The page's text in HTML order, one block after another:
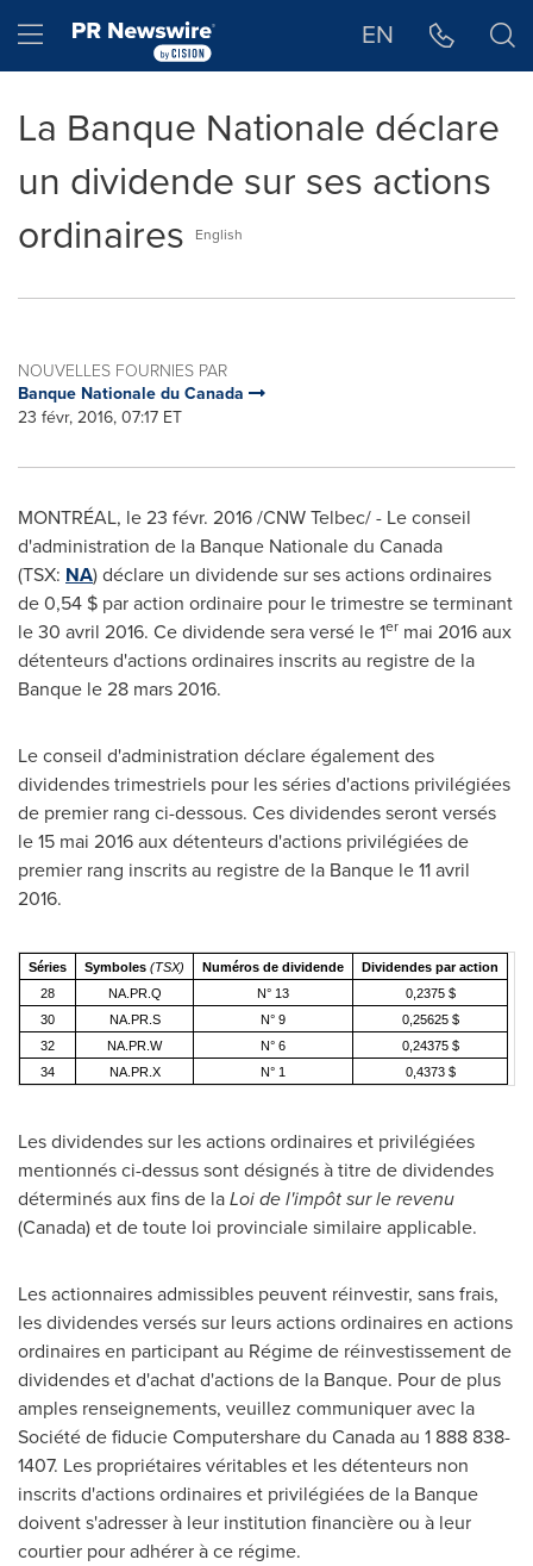
Hamburger menu EN
La Banque Nationale déclare
un dividende sur ses actions
ordinaires
English
NOUVELLES FOURNIES PAR
Banque Nationale du Canada
23 févr, 2016, 07:17 ET
MONTRÉAL, le 23 févr. 2016 /CNW Telbec/ - Le conseil
d'administration de la Banque Nationale du Canada
(TSX: NA) déclare un dividende sur ses actions ordinaires
de 0,54 $ par action ordinaire pour le trimestre se terminant
le 30 avril 2016. Ce dividende sera versé le 1er mai 2016 aux
détenteurs d'actions ordinaires inscrits au registre de la
Banque le 28 mars 2016.
Le conseil d'administration déclare également des
dividendes trimestriels pour les séries d'actions privilégiées
de premier rang ci-dessous. Ces dividendes seront versés
le 15 mai 2016 aux détenteurs d'actions privilégiées de
premier rang inscrits au registre de la Banque le 11 avril
2016.
Séries Symboles (TSX) Numéros de dividende
Dividendes par action
28
NA.PR.Q N° 13
0,2375 $
30
NA.PR.S N° 9
0,25625 $
32
NA.PR.W N° 6
0,24375 $
34
NA.PR.X N° 1 0,4373 $
Les dividendes sur les actions ordinaires et privilégiées
mentionnés ci-dessus sont désignés à titre de dividendes
déterminés aux fins de laLoi del'impôt sur le revenu
(Canada) et de toute loi provinciale similaire applicable.
Les actionnaires admissibles peuvent réinvestir, sans frais,
les dividendes versés sur leurs actions ordinaires en actions
ordinaires en participant au Régime de réinvestissement de
dividendes et d'achat d'actions de la Banque. Pour de plus
amples renseignements, veuillez communiquer avec la
Société de fiducie Computershare du Canadaau 1 888 838-
1407. Les propriétaires véritables et les détenteurs non
inscrits d'actions ordinaires et privilégiées de la Banque
doivent s'adresser à leur institution financière ou à leur
courtier pour adhérer à ce régime.